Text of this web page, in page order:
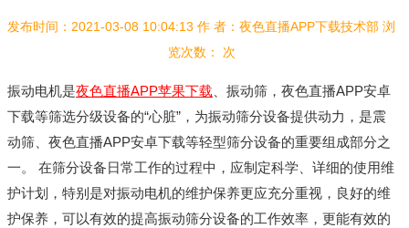
发布时间：2021-03-08 10:04:13 作 者：夜色直播APP下载技术部 浏
览次数： 次
振动电机是夜色直播APP苹果下载 、振动筛，夜色直播APP安卓
下载等筛选分级设备的“心脏”，为振动筛分设备提供动力，是震
动筛、夜色直播APP安卓下载等轻型筛分设备的重要组成部分之
一。 在筛分设备日常工作的过程中，应制定科学、详细的使用维
护计划，特别是对振动电机的维护保养更应充分重视，良好的维
护保养，可以有效的提高振动筛分设备的工作效率，更能有效的